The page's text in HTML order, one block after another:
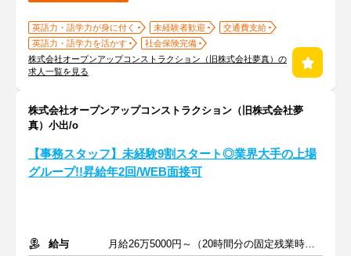
英語力・語学力が身に付く 未経験者歓迎
交通費支給
英語力・語学力を活かす
社会保険完備
株式会社オープンアップコンストラクション（旧株式会社夢真）の
求人一覧を見る
株式会社オープンアップコンストラクション（旧株式会社夢
真）小出/o
【事務スタッフ】未経験9割スタート◎業界大手の上場
グループ!!昇給年2回/WEB面接可
給与
月給26万5000円～（20時間分の固定残業時間代を含む）